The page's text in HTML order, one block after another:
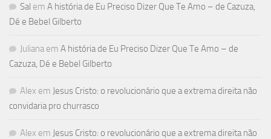
Sal em A história de Eu Preciso Dizer Que Te Amo – de Cazuza,
Dé e Bebel Gilberto
Juliana em A história de Eu Preciso Dizer Que Te Amo – de
Cazuza, Dé e Bebel Gilberto
Alex em Jesus Cristo: o revolucionário que a extrema direita não
convidaria pro churrasco
Alex em Jesus Cristo: o revolucionário que a extrema direita não